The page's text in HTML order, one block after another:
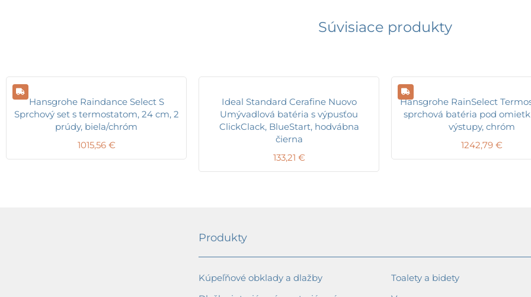
Súvisiace produkty
Hansgrohe Raindance Select S
Sprchový set s termostatom, 24 cm, 2
prúdy, biela/chróm
1015,56 €
Ideal Standard Cerafine Nuovo
Umývadlová batéria s výpusťou
ClickClack, BlueStart, hodvábna
čierna
133,21 €
Hansgrohe RainSelect
sprchová batéria pod
výstupy, chróm
1242,79 €
Produkty
Kúpeľňové obklady a dlažby
Toalety a bidety